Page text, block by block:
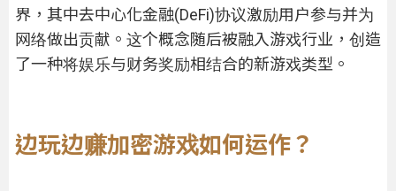
界，其中去中心化金融(DeFi)协议激励用户参与并为
网络做出贡献。这个概念随后被融入游戏行业，创造
了一种将娱乐与财务奖励相结合的新游戏类型。
边玩边赚加密游戏如何运作？